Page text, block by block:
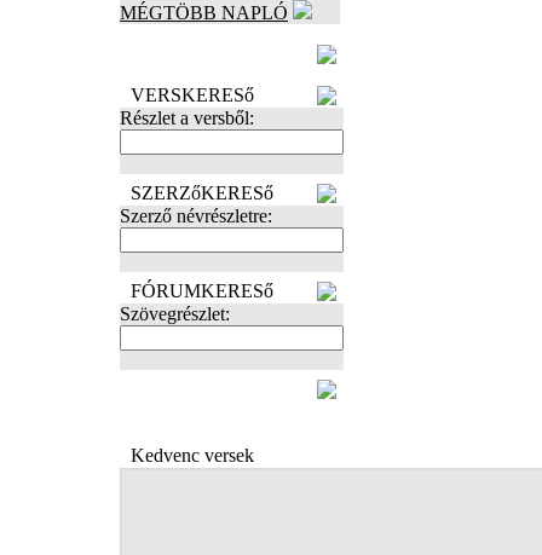
MÉGTÖBB NAPLÓ
VERSKERESő
Részlet a versből:
SZERZőKERESő
Szerző névrészletre:
FÓRUMKERESő
Szövegrészlet:
Kedvenc versek